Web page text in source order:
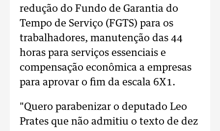
redução do Fundo de Garantia do
Tempo de Serviço (FGTS) para os
trabalhadores, manutenção das 44
horas para serviços essenciais e
compensação econômica a empresas
para aprovar o fim da escala 6X1.
"Quero parabenizar o deputado Leo
Prates que não admitiu o texto de dez